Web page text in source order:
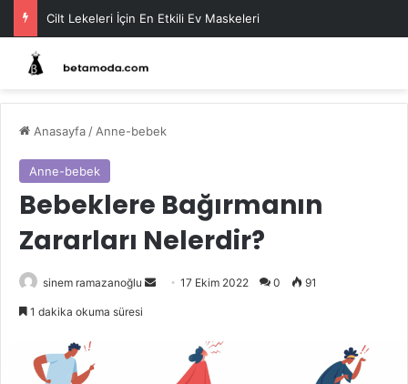
Cilt Lekeleri İçin En Etkili Ev Maskeleri
Anasayfa / Anne-bebek
Anne-bebek
Bebeklere Bağırmanın
Zararları Nelerdir?
sinem ramazanoğlu
Bir
göndermek
17 Ekim 2022 0 91
1 dakika okuma süresi